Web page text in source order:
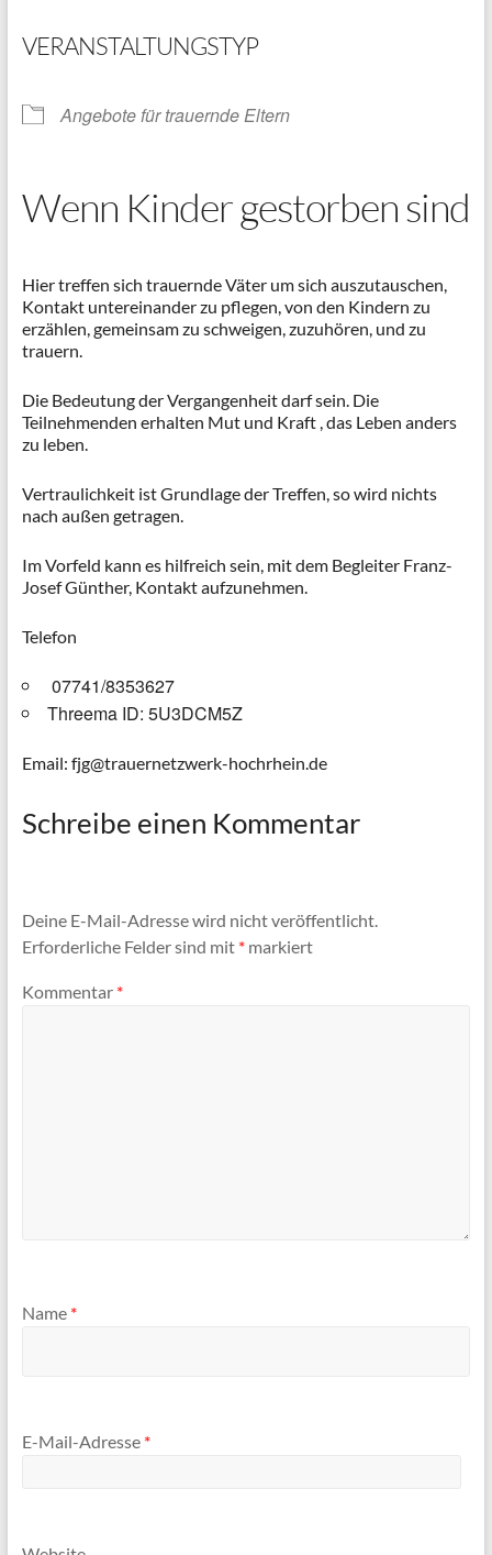
VERANSTALTUNGSTYP
Angebote für trauernde Eltern
Wenn Kinder gestorben sind
Hier treffen sich trauernde Väter um sich auszutauschen,
Kontakt untereinander zu pflegen, von den Kindern zu
erzählen, gemeinsam zu schweigen, zuzuhören, und zu
trauern.
Die Bedeutung der Vergangenheit darf sein. Die
Teilnehmenden erhalten Mut und Kraft , das Leben anders
zu leben.
Vertraulichkeit ist Grundlage der Treffen, so wird nichts
nach außen getragen.
Im Vorfeld kann es hilfreich sein, mit dem Begleiter Franz-
Josef Günther, Kontakt aufzunehmen.
Telefon
07741/8353627
Threema ID: 5U3DCM5Z
Email: fjg@trauernetzwerk-hochrhein.de
Schreibe einen Kommentar
Deine E-Mail-Adresse wird nicht veröffentlicht.
Erforderliche Felder sind mit *markiert
Kommentar *
Name *
E-Mail-Adresse *